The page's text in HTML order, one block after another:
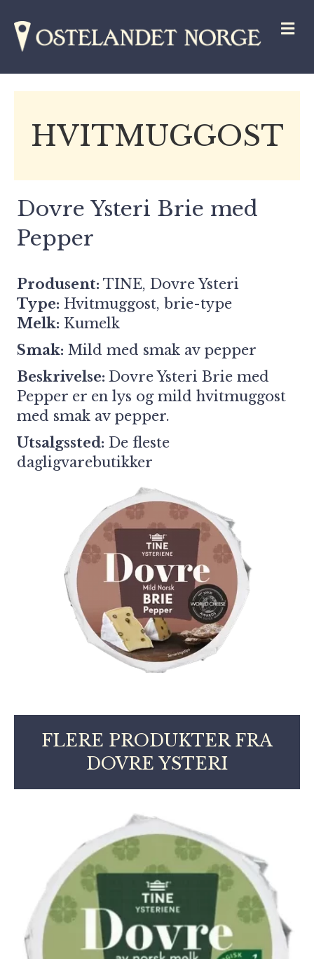
HVITMUGGOST
Dovre Ysteri Brie med
Pepper
Produsent: TINE, Dovre Ysteri
Type: Hvitmuggost, brie-type
Melk: Kumelk
Smak: Mild med smak av pepper
Beskrivelse: Dovre Ysteri Brie med
Pepper er en lys og mild hvitmuggost
med smak av pepper.
Utsalgssted: De fleste
dagligvarebutikker
FLERE PRODUKTER FRA
DOVRE YSTERI